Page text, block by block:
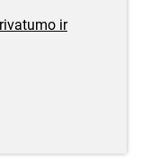
ir